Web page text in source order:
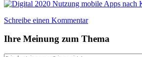
Schreibe einen Kommentar
Ihre Meinung zum Thema